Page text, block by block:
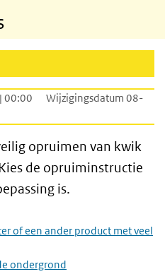
00:00
Wijzigingsdatum 08-
opruimen van kwik
de opruiminstructie
is.
of een ander product met veel
ondergrond